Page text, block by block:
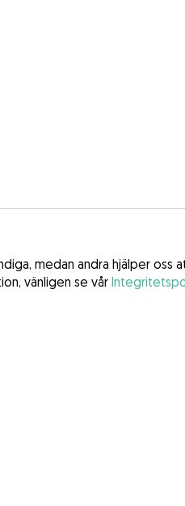
medan andra hjälper oss
vänligen se vår